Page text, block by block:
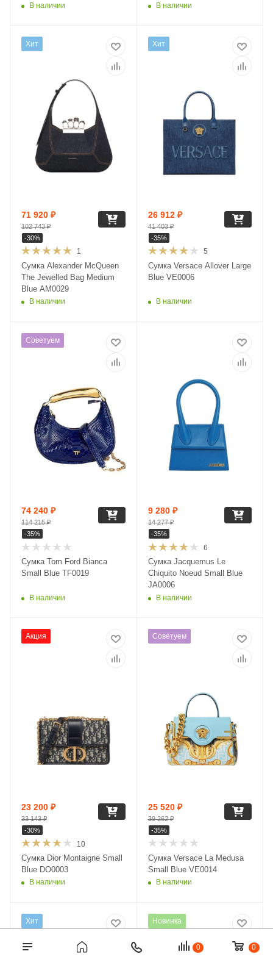
В наличии В наличии
Хит
1
Сумка Alexander McQueen
The Jewelled Bag Medium
Blue AM0029
В наличии
71 920 ₽
102 743₽
-30%
Хит
5
Сумка Versace Allover Large
Blue VE0006
В наличии
26 912₽
41 403₽
-35%
Советуем
Сумка Tom Ford Bianca
Small Blue TF0019
В наличии
74 240 ₽
114 215₽
-35%
6
Сумка Jacquemus Le
Chiquito Noeud Small Blue
JA0006
В наличии
9 280₽
14 277₽
-35%
Акция
10
Сумка Dior Montaigne Small
Blue DO0003
В наличии
23 200 ₽
33 143₽
-30%
Советуем
Сумка Versace La Medusa
Small Blue VE0014
В наличии
25 520₽
39 262₽
-35%
Хит Новинка
0 0